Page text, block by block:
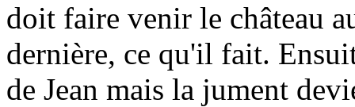
doit faire venir le château
dernière, ce qu'il fait.
de Jean mais la jument